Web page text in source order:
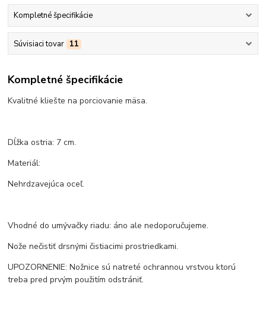
Kompletné špecifikácie
Súvisiaci tovar 11
Kompletné špecifikácie
Kvalitné kliešte na porciovanie mäsa.
Dĺžka ostria: 7 cm.
Materiál:
Nehrdzavejúca oceľ.
Vhodné do umývačky riadu: áno ale nedoporučujeme.
Nože nečistiť drsnými čistiacimi prostriedkami.
UPOZORNENIE: Nožnice sú natreté ochrannou vrstvou ktorú
treba pred prvým použitím odstrániť.